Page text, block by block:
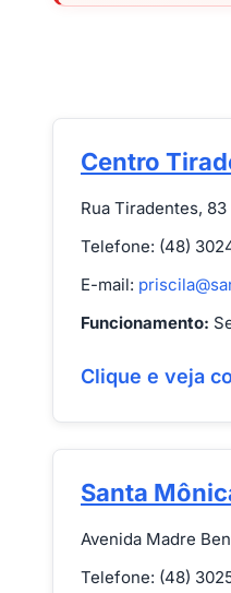
Centro
Rua Tiradentes,
Telefone: (48)
E-mail:
Funcionamento:
Clique e veja
Santa
Avenida Madre
Telefone: (48)